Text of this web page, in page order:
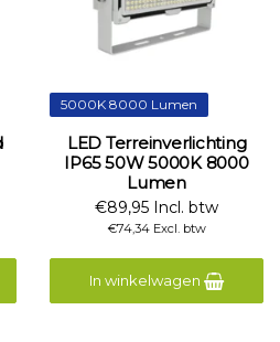
5000K 8000 Lumen
LED Terreinverlichting
IP65 50W 5000K 8000
Lumen
€89,95 Incl. btw
€74,34 Excl. btw
In winkelwagen